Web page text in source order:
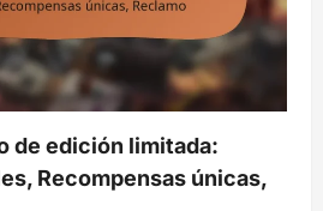
de edición limitada:
Recompensas únicas,